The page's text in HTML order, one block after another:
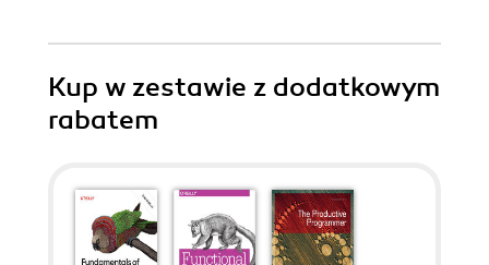
Kup w zestawie z dodatkowym
rabatem